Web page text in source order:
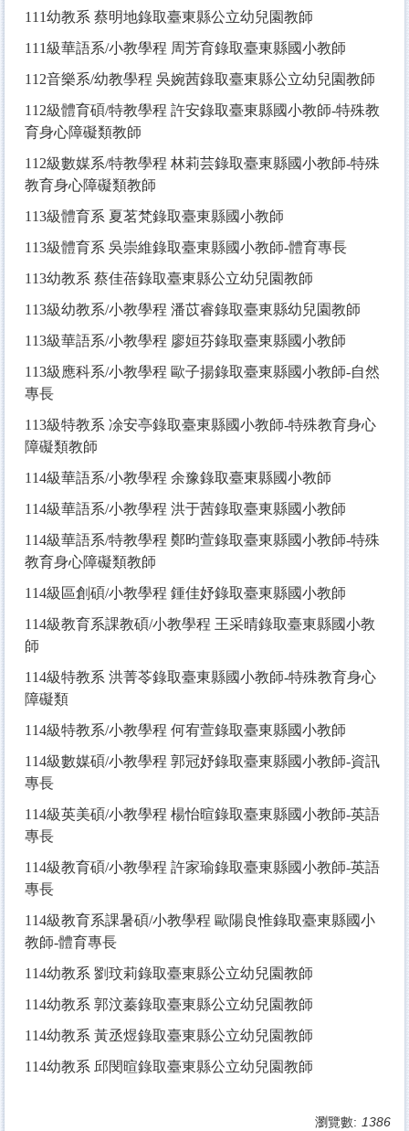
111幼教系 蔡明地錄取臺東縣公立幼兒園教師
111級華語系/小教學程 周芳育錄取臺東縣國小教師
112音樂系/幼教學程 吳婉茜錄取臺東縣公立幼兒園教師
112級體育碩/特教學程 許安錄取臺東縣國小教師-特殊教
育身心障礙類教師
112級數媒系/特教學程 林莉芸錄取臺東縣國小教師-特殊
教育身心障礙類教師
113級體育系 夏茗梵錄取臺東縣國小教師
113級體育系 吳崇維錄取臺東縣國小教師-體育專長
113幼教系 蔡佳蓓錄取臺東縣公立幼兒園教師
113級幼教系/小教學程 潘苡睿錄取臺東縣幼兒園教師
113級華語系/小教學程 廖姮芬錄取臺東縣國小教師
113級應科系/小教學程 歐子揚錄取臺東縣國小教師-自然
專長
113級特教系 凃安亭錄取臺東縣國小教師-特殊教育身心
障礙類教師
114級華語系/小教學程 余豫錄取臺東縣國小教師
114級華語系/小教學程 洪于茜錄取臺東縣國小教師
114級華語系/特教學程 鄭昀萱錄取臺東縣國小教師-特殊
教育身心障礙類教師
114級區創碩/小教學程 鍾佳妤錄取臺東縣國小教師
114級教育系課教碩/小教學程 王采晴錄取臺東縣國小教
師
114級特教系 洪菁苓錄取臺東縣國小教師-特殊教育身心
障礙類
114級特教系/小教學程 何宥萱錄取臺東縣國小教師
114級數媒碩/小教學程 郭冠妤錄取臺東縣國小教師-資訊
專長
114級英美碩/小教學程 楊怡暄錄取臺東縣國小教師-英語
專長
114級教育碩/小教學程 許家瑜錄取臺東縣國小教師-英語
專長
114級教育系課暑碩/小教學程 歐陽良惟錄取臺東縣國小
教師-體育專長
114幼教系 劉玟莉錄取臺東縣公立幼兒園教師
114幼教系 郭汶蓁錄取臺東縣公立幼兒園教師
114幼教系 黃丞煜錄取臺東縣公立幼兒園教師
114幼教系 邱閔暄錄取臺東縣公立幼兒園教師
瀏覽數: 1386